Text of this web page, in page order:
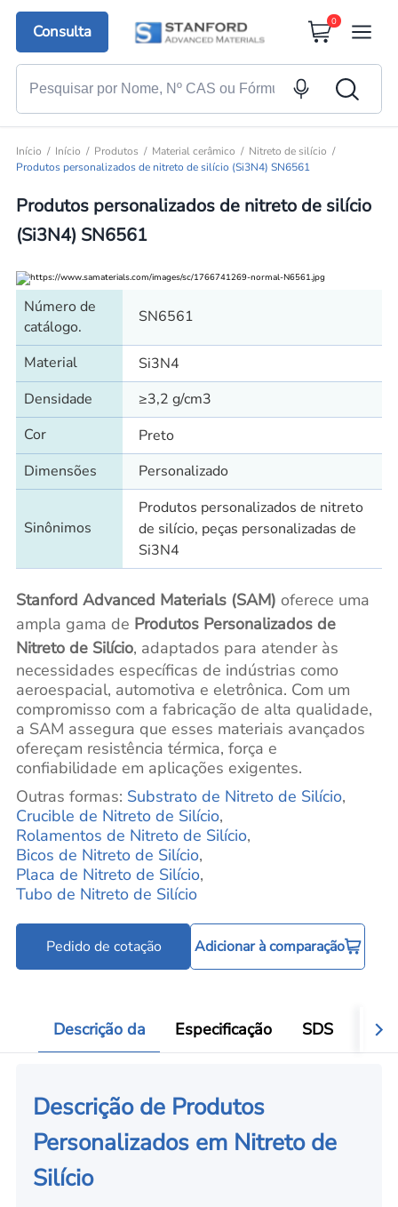
Consulta
0
Início Início Produtos Material cerâmico
Nitreto de silício
Produtos personalizados de nitreto de silício (Si3N4) SN6561
Produtos personalizados de nitreto de silício
(Si3N4) SN6561
Número de
catálogo.
SN6561
Material
Si3N4
Densidade
≥3,2 g/cm3
Cor
Preto
Dimensões
Personalizado
Sinônimos
Produtos personalizados de nitreto
de silício, peças personalizadas de
Si3N4
Stanford Advanced Materials (SAM) oferece uma
ampla gama de Produtos Personalizados de
Nitreto de Silício, adaptados para atender às
necessidades específicas de indústrias como
aeroespacial, automotiva e eletrônica. Com um
compromisso com a fabricação de alta qualidade,
a SAM assegura que esses materiais avançados
ofereçam resistência térmica, força e
confiabilidade em aplicações exigentes.
Outras formas: Substrato de Nitreto de Silício,
Crucible de Nitreto de Silício,
Rolamentos de Nitreto de Silício,
Bicos de Nitreto de Silício,
Placa de Nitreto de Silício,
Tubo de Nitreto de Silício
Pedido de cotação Adicionar à comparação
Descrição da Especificação SDS
Descrição de Produtos
Personalizados em Nitreto de
Silício